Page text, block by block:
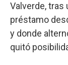
Valverde, tras
préstamo
y donde
quitó